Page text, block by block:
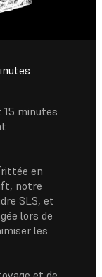
minutes
en
notre
SLS, et
lors de
les